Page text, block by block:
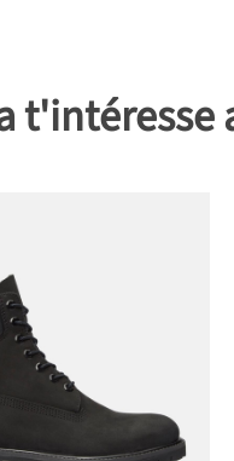
t'intéresse